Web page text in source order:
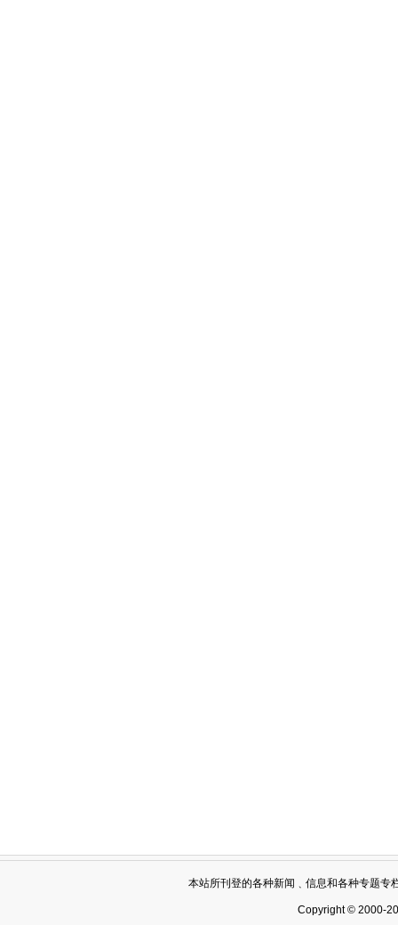
本站所刊登的各种新闻﹑信息和各种专题专
Copyright © 2000-